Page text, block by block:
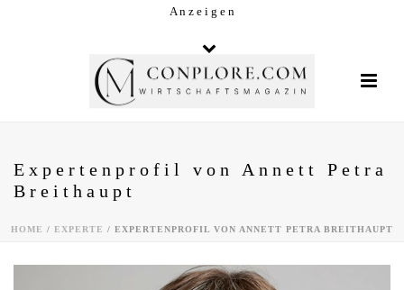
A n z e i g e n
Expertenprofil von Annett Petra
Breithaupt
HOME / EXPERTE / EXPERTENPROFIL VON ANNETT PETRA BREITHAUPT